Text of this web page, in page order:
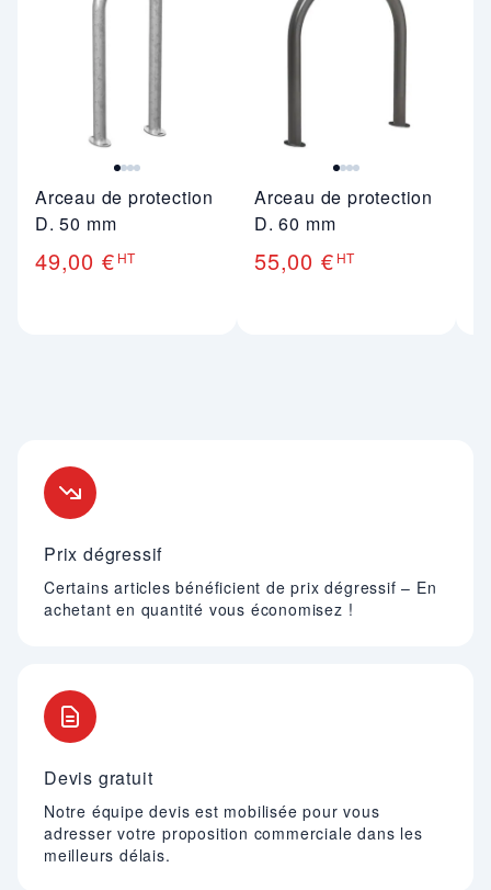
Arceau de protection
D. 50 mm
49,00 € HT
Arceau de protection
D. 60 mm
55,00 € HT
Prix dégressif
Certains articles bénéficient de prix dégressif – En
achetant en quantité vous économisez !
Devis gratuit
Notre équipe devis est mobilisée pour vous
adresser votre proposition commerciale dans les
meilleurs délais.